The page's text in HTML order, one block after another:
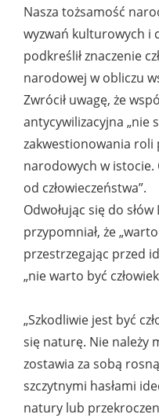
Nasza tożsamość
wyzwań kulturowych i
podkreślił znaczenie
narodowej w obliczu
Zwrócił uwagę, że
antycywilizacyjna „nie
zakwestionowania roli
narodowych w istocie.
od człowieczeństwa”.
Odwołując się do
przypomniał, że
przestrzegając przed
„nie warto być
„Szkodliwie jest być
się naturę. Nie należy
zostawia za sobą
szczytnymi hasłami
natury lub